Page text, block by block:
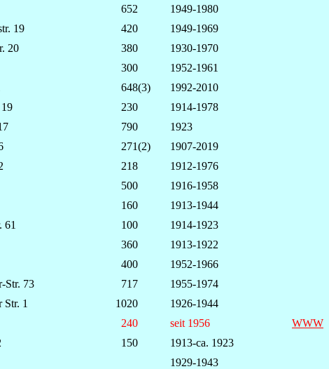
652 1949-1980
19 420 1949-1969
20 380
1930-1970
300 1952-1961
648(3)
1992-2010
230 1914-1978
790 1923
271(2) 1907-2019
218 1912-1976
500 1916-1958
160 1913-1944
61 100
1914-1923
360
1913-1922
400 1952-1966
Str. 73 717 1955-1974
Str. 1 1020 1926-1944
240 seit 1956
WWW
150 1913-ca. 1923
1929-1943